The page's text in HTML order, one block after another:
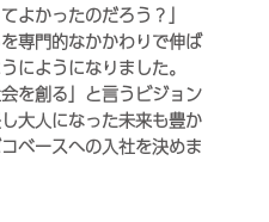
よかったのだろう？」
専門的なかかわりで伸ば
にようになりました。
を創る」と言うビジョン
大人になった未来も豊か
ベースへの入社を決めま